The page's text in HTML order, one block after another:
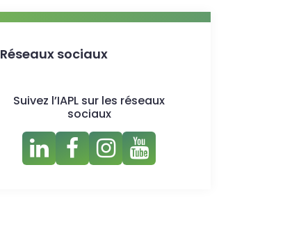
Réseaux sociaux
Suivez l’IAPL sur les réseaux
sociaux